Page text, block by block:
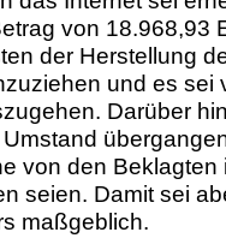
von 18.968,93
der Herstellung
und es sei
Darüber
von den Beklagten
seien. Damit sei
maßgeblich.